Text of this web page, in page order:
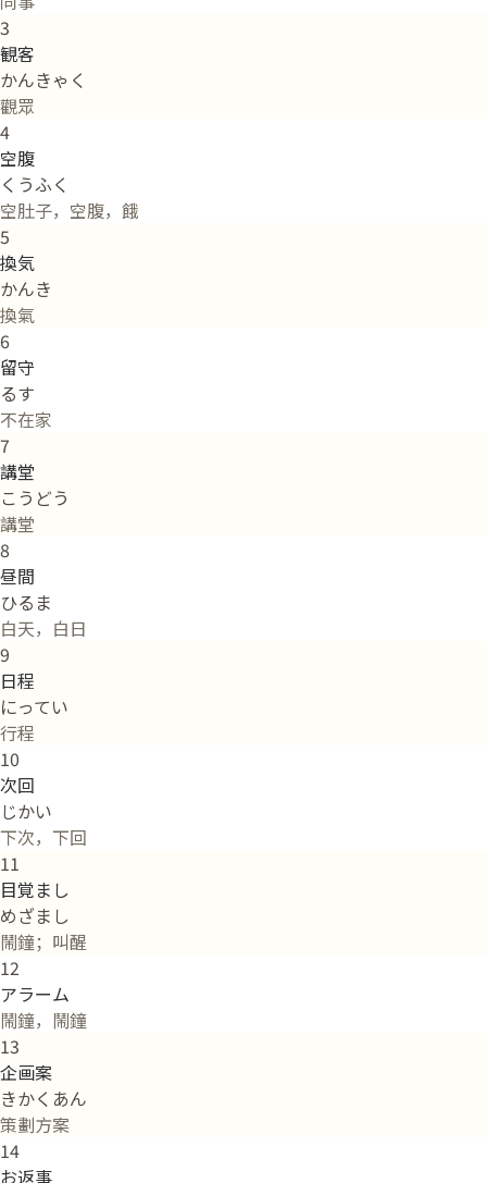
3
観客
かんきゃく
觀眾
4
空腹
くうふく
空肚子，空腹，餓
5
換気
かんき
換氣
6
留守
るす
不在家
7
講堂
こうどう
講堂
8
昼間
ひるま
白天，白日
9
日程
にってい
行程
10
次回
じかい
下次，下回
11
目覚まし
めざまし
鬧鐘；叫醒
12
アラーム
鬧鐘，鬧鐘
13
企画案
きかくあん
策劃方案
14
お返事